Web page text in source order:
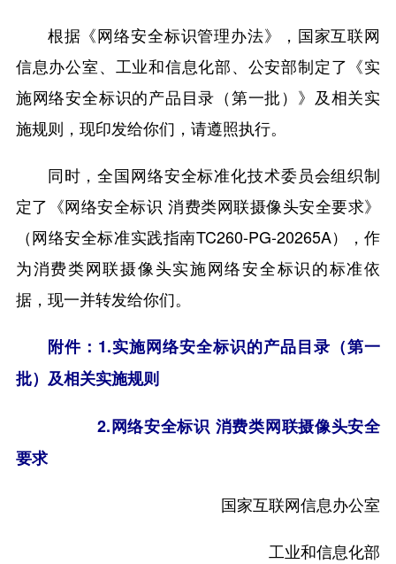
根据《网络安全标识管理办法》，国家互联网
信息办公室、工业和信息化部、公安部制定了《实
施网络安全标识的产品目录（第一批）》及相关实
施规则，现印发给你们，请遵照执行。
同时，全国网络安全标准化技术委员会组织制
定了《网络安全标识 消费类网联摄像头安全要求》
（网络安全标准实践指南TC260-PG-20265A），作
为消费类网联摄像头实施网络安全标识的标准依
据，现一并转发给你们。
附件：1.实施网络安全标识的产品目录（第一
批）及相关实施规则
2.网络安全标识 消费类网联摄像头安全
要求
国家互联网信息办公室
工业和信息化部